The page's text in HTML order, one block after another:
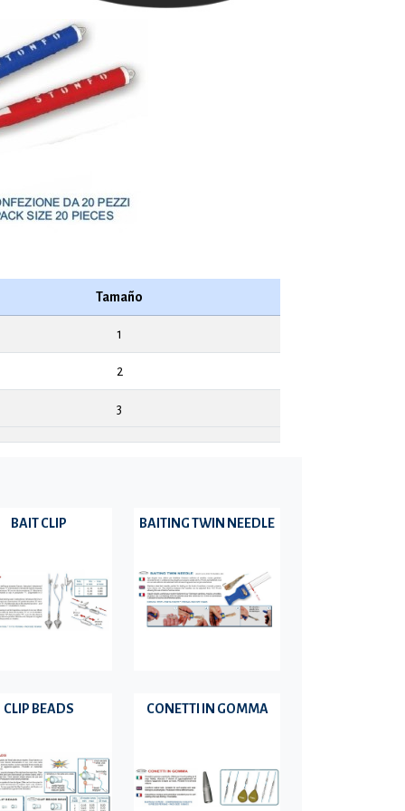
Tamaño
1
2
3
BAIT CLIP BAITING TWIN NEEDLE
CLIP BEADS CONETTI IN GOMMA